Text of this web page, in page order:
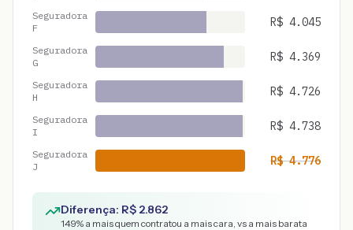
Seguradora
F
R$ 4.045
Seguradora
G
R$ 4.369
Seguradora
H
R$ 4.726
Seguradora
I
R$ 4.738
Seguradora
J
R$4.776
Diferença: R$ 2.862
149% a mais quem contratou a mais cara, vs a mais barata